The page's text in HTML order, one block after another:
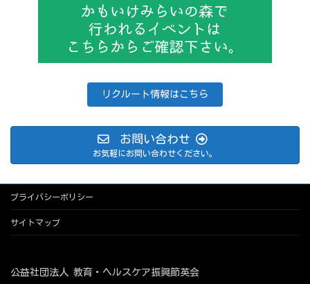
リクルート情報はこちら
お問い合わせ
お気軽にお問い合わせください。
プライバシーポリシー
サイトマップ
公益社団法人 教育・ヘルスケア振興節英会